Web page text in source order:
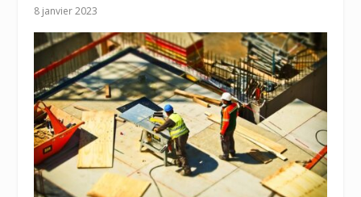
8 janvier 2023